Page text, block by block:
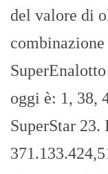
del valore di
oggi è: 1, 38,
SuperStar